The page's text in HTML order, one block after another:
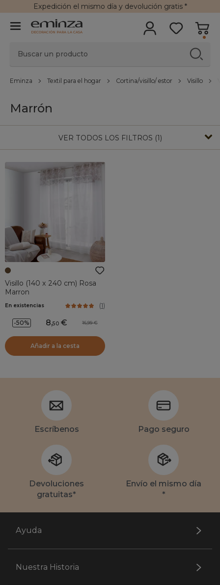
Expedición el mismo día y devolución gratis*
DECORACIÓN PARA LA CASA
Eminza Textil para el hogar Cortina/visillo/ estor Visillo
Marrón
VER TODOS LOS FILTROS (1)
Visillo (140 x 240 cm) Rosa
Marron
En existencias (1)
-50% 8,50 16,99
Añadir a la cesta
Escríbenos Pago seguro
Devoluciones
gratuitas*
Envío el mismo día
*
Ayuda
Nuestra Historia